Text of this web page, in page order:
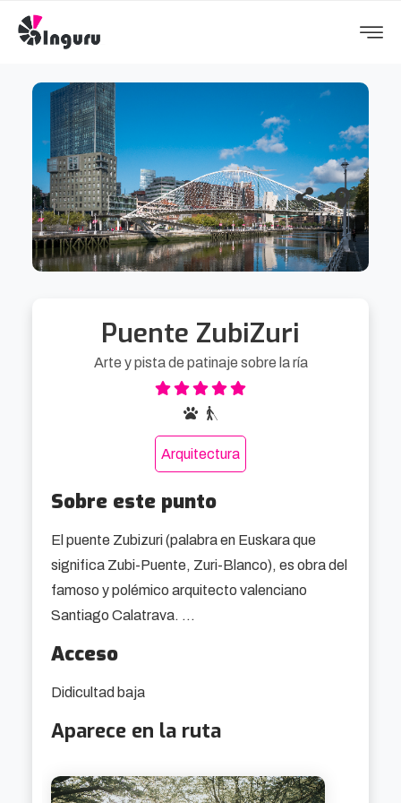
Puente ZubiZuri
Arte y pista de patinaje sobre la ría
Arquitectura
Sobre este punto
El puente Zubizuri (palabra en Euskara que
significa Zubi-Puente, Zuri-Blanco), es obra del
famoso y polémico arquitecto valenciano
Santiago Calatrava.
Las obras comenzaron en 1990 y terminaron 7
años después, inaugurándose meses antes que
dos plataformas, con rampas de acceso y
Acceso
Didicultad baja
Aparece en la ruta